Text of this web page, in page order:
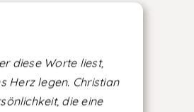
diese Worte liest,
Herz legen. Christian
die eine